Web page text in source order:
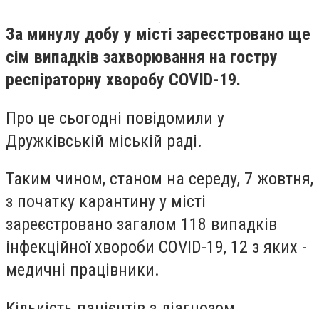
За минулу добу у місті зареєстровано ще
сім випадків захворювання на гостру
респіраторну хворобу CОVID-19.
Про це сьогодні повідомили у
Дружківській міській раді.
Таким чином, станом на середу, 7 жовтня,
з початку карантину у місті
зареєстровано загалом 118 випадків
інфекційної хвороби CОVID-19, 12 з яких -
медичні працівники.